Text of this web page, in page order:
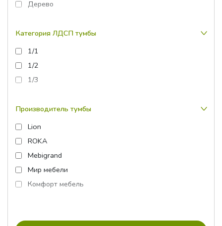
Дерево
Категория ЛДСП тумбы
1/1
1/2
1/3
Производитель тумбы
Lion
ROKA
Mebigrand
Мир мебели
Комфорт мебель